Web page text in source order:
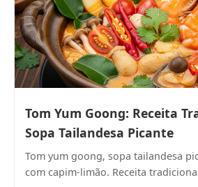
Tom Yum Goong: Receita
Sopa Tailandesa Picante
Tom yum goong, sopa tailandesa
com capim-limão. Receita